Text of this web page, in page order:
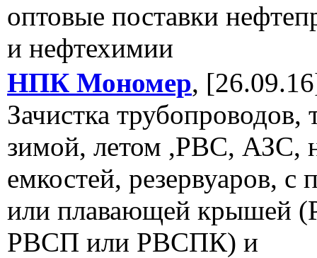
оптовые поставки
и нефтехимии
НПК Мономер,
Зачистка трубопроводов,
зимой, летом ,РВС, АЗС,
емкостей, резервуаров, с
или плавающей крышей
РВСП или РВСПК) и